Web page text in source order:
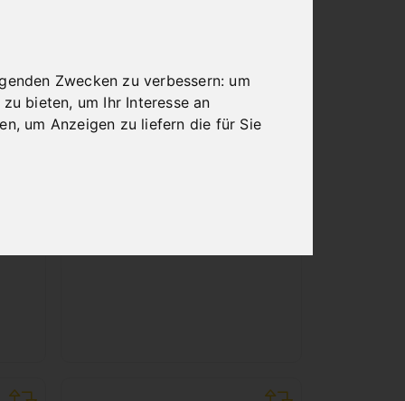
Zwecken zu verbessern: um
zu bieten, um Ihr Interesse an
, um Anzeigen zu liefern die für Sie
UNTERGESTELL
FÜR BM 42 A / BM
60 A